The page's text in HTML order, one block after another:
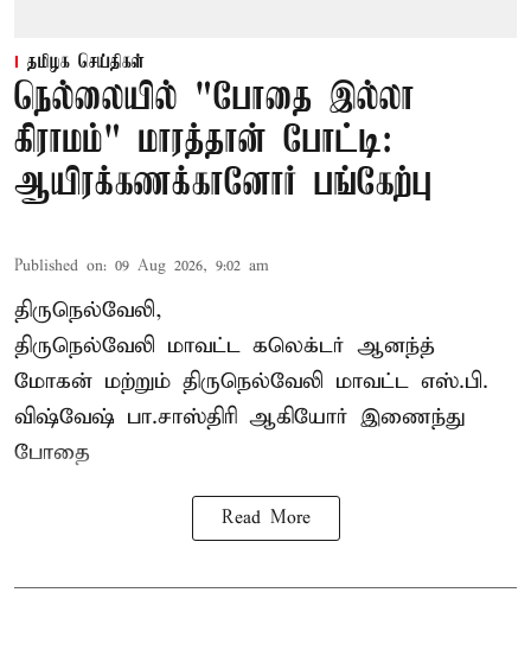
தமிழக செய்திகள்
நெல்லையில் "போதை இல்லா
கிராமம்" மாரத்தான் போட்டி:
ஆயிரக்கணக்கானோர் பங்கேற்பு
Published on: 09 Aug 2026, 9:02 am
திருநெல்வேலி,
திருநெல்வேலி மாவட்ட கலெக்டர் ஆனந்த்
மோகன் மற்றும் திருநெல்வேலி மாவட்ட எஸ்.பி.
விஷ்வேஷ் பா.சாஸ்திரி ஆகியோர் இணைந்து
போதை
Read More